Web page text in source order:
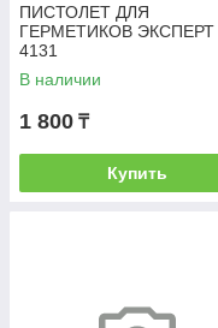
ПИСТОЛЕТ ДЛЯ
ГЕРМЕТИКОВ ЭКСПЕРТ
4131
В наличии
1 800 ₸
Купить